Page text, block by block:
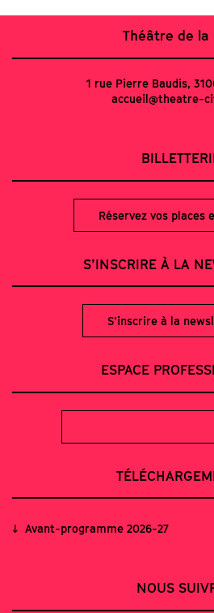
Théâtre de la
1 rue Pierre Baudis,
accueil@theatre-
Réservez vos places
S’INSCRIRE À LA
S’inscrire à la
ESPACE
Avant-programme 2026-27
NOUS